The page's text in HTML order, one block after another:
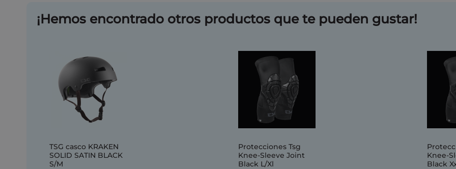
¡Hemos encontrado otros productos que te pueden gustar!
TSG casco KRAKEN
SOLID SATIN BLACK
S/M
Protecciones Tsg
Knee-Sleeve Joint
Black L/Xl
Knee-
Black